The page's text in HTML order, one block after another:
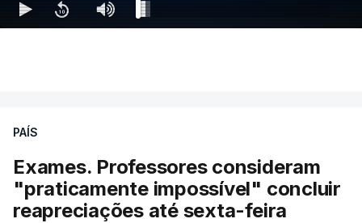
PAÍS
Exames. Professores consideram
"praticamente impossível" concluir
reapreciações até sexta-feira